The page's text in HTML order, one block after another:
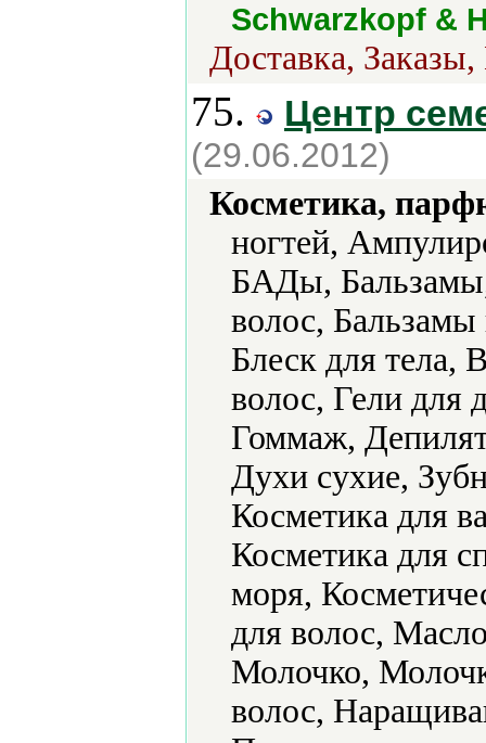
Schwarzkopf &
Доставка,
75. Центр
(29.06.2012)
Косметика,
ногтей,
БАДы,
волос, Бальзамы
Блеск для тела,
волос, Гели для
Гоммаж,
Духи сухие,
Косметика для
Косметика для
моря,
для волос,
Молочко,
волос,